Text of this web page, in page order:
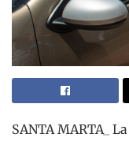
SANTA MARTA_